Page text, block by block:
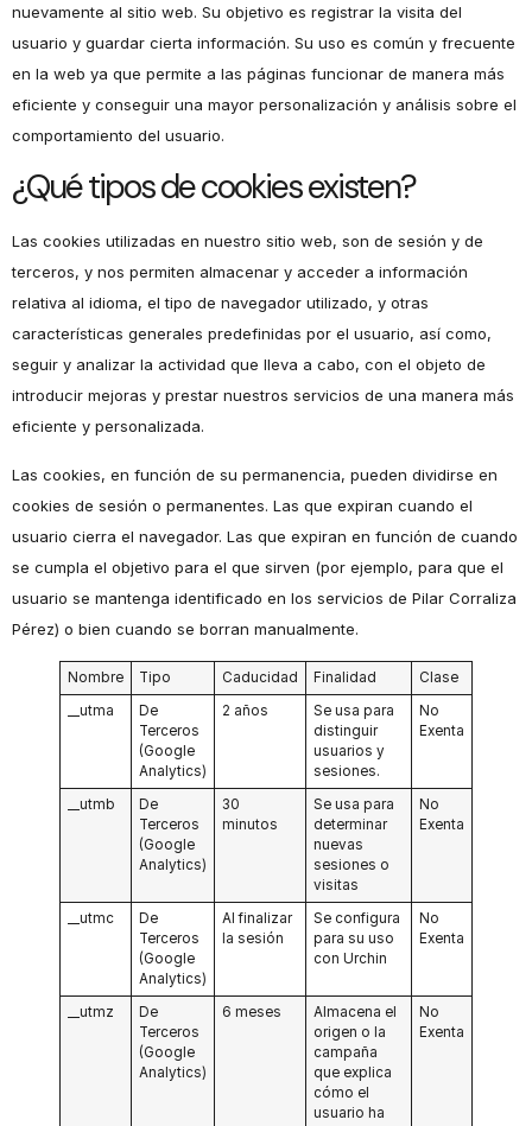
nuevamente al sitio web. Su objetivo es registrar la visita del
usuario y guardar cierta información. Su uso es común y frecuente
en la web ya que permite a las páginas funcionar de manera más
eficiente y conseguir una mayor personalización y análisis sobre el
comportamiento del usuario.
¿Qué tipos de cookies existen?
Las cookies utilizadas en nuestro sitio web, son de sesión y de
terceros, y nos permiten almacenar y acceder a información
relativa al idioma, el tipo de navegador utilizado, y otras
características generales predefinidas por el usuario, así como,
seguir y analizar la actividad que lleva a cabo, con el objeto de
introducir mejoras y prestar nuestros servicios de una manera más
eficiente y personalizada.
Las cookies, en función de su permanencia, pueden dividirse en
cookies de sesión o permanentes. Las que expiran cuando el
usuario cierra el navegador. Las que expiran en función de cuando
se cumpla el objetivo para el que sirven (por ejemplo, para que el
usuario se mantenga identificado en los servicios de Pilar Corraliza
Pérez) o bien cuando se borran manualmente.
Nombre Tipo Caducidad Finalidad
Clase
__utma
De
Terceros
(Google
Analytics)
2 años
Se usa para
distinguir
usuarios y
sesiones.
No
Exenta
__utmb
De
Terceros
(Google
Analytics)
30
minutos
Se usa para
determinar
nuevas
sesiones o
visitas
No
Exenta
__utmc
De
Terceros
(Google
Analytics)
Al finalizar
la sesión
Se configura
para su uso
con Urchin
No
Exenta
__utmz
De
Terceros
(Google
Analytics)
6 meses
Almacena el
origen o la
campaña
que explica
cómo el
usuario ha
No
Exenta